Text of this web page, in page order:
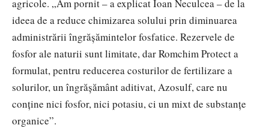
agricole. „Am pornit – a explicat Ioan Neculcea – de la
ideea de a reduce chimizarea solului prin diminuarea
administrării îngrășămintelor fosfatice. Rezervele de
fosfor ale naturii sunt limitate, dar Romchim Protect a
formulat, pentru reducerea costurilor de fertilizare a
solurilor, un îngrășământ aditivat, Azosulf, care nu
conține nici fosfor, nici potasiu, ci un mixt de substanțe
organice”.